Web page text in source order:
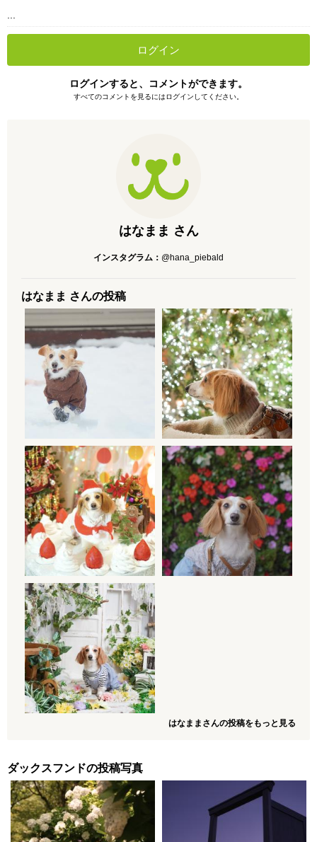
ログイン
ログインすると、コメントができます。
すべてのコメントを見るにはログインしてください。
はなまま さん
インスタグラム： @hana_piebald
はなまま さんの投稿
はなままさんの投稿をもっと見る
ダックスフンドの投稿写真